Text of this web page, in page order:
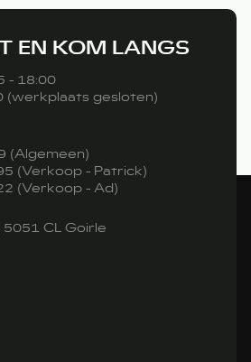
EN KOM LANGS
- 18:00
(werkplaats gesloten)
(Algemeen)
(Verkoop - Patrick)
(Verkoop - Ad)
CL Goirle